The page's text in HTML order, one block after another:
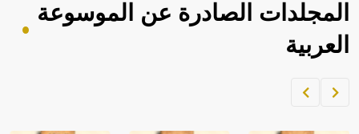
المجلدات الصادرة عن الموسوعة
العربية